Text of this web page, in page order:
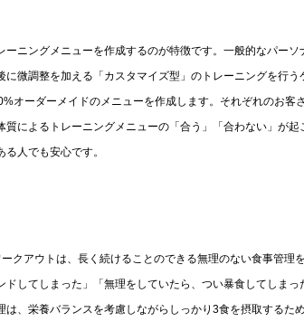
ニングメニューを作成するのが特徴です。一般的なパー
微調整を加える「カスタマイズ型」のトレーニングを行
オーダーメイドのメニューを作成します。それぞれのお客
によるトレーニングメニューの「合う」「合わない」が
人でも安心です。
クアウトは、長く続けることのできる無理のない食事管理
してしまった」「無理をしていたら、つい暴食してしま
、栄養バランスを考慮しながらしっかり3食を摂取するた